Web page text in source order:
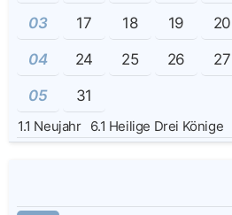
03 17 18 19 20
04 24 25 26 27
05 31
1.1 Neujahr 6.1 Heilige Drei Könige